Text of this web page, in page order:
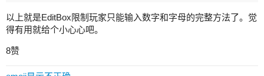
以上就是EditBox限制玩家只能输入数字和字母的完整方法了。觉
得有用就给个小心心吧。
8赞